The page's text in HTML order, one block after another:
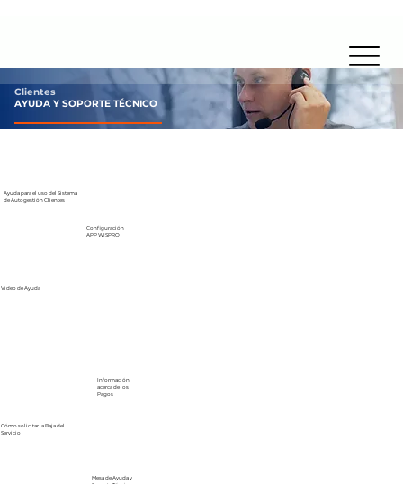
AYUDA Y SOPORTE TÉCNICO
Clientes
Ayudapara el uso del Sistema
deAutogestión Clientes
Configuración
APP WISPRO
VideodeAyuda
Cómo solicitar laBaja del
Servicio
Información
acerca de los
Pagos
Mesa deAyuday